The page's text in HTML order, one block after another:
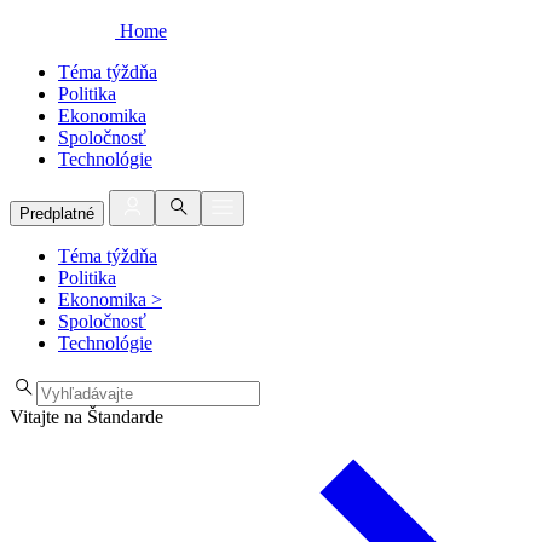
Home
Téma týždňa
Politika
Ekonomika
Spoločnosť
Technológie
Predplatné
Téma týždňa
Politika
Ekonomika >
Spoločnosť
Technológie
Vitajte na Štandarde